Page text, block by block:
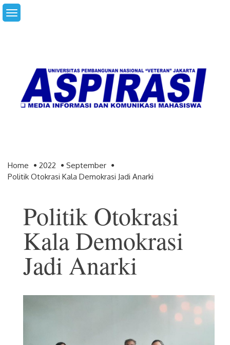
Skip
to
Home 2022
September
Politik Otokrasi Kala Demokrasi Jadi Anarki
Politik Otokrasi
Kala Demokrasi
Jadi Anarki